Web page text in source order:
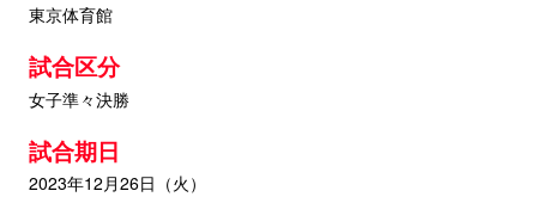
東京体育館
試合区分
女子準々決勝
試合期日
2023年12月26日（火）